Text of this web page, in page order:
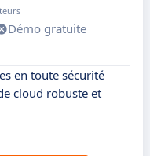
Démo gratuite
en toute sécurité
cloud robuste et